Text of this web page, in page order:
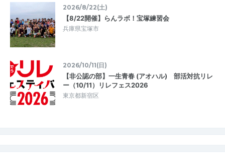
2026/8/22(土)
【8/22開催】らんラボ！宝塚練習会
兵庫県宝塚市
2026/10/11(日)
【非公認の部】一生青春 (アオハル) 部活対抗リレ
ー（10/11）リレフェス2026
東京都新宿区